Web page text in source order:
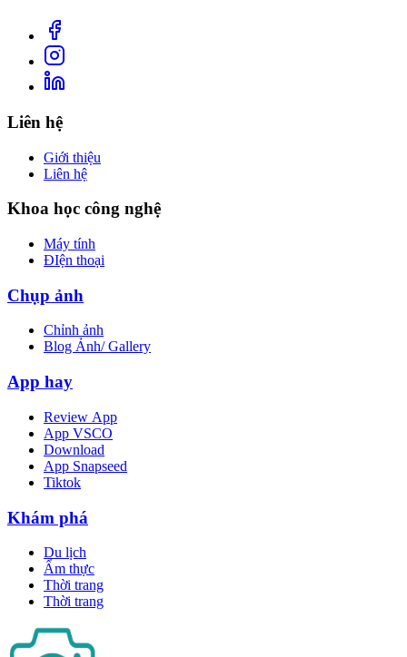
Liên hệ
Giới thiệu
Liên hệ
Khoa học công nghệ
Máy tính
ĐIện thoại
Chụp ảnh
Chỉnh ảnh
Blog Ảnh/ Gallery
App hay
Review App
App VSCO
Download
App Snapseed
Tiktok
Khám phá
Du lịch
Ẩm thực
Thời trang
Thời trang